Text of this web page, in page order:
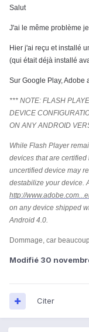
Salut
J'ai le même problème
Hier j'ai reçu et installé
(qui était déjà installé
Sur Google Play, Adobe
*** NOTE: FLASH
DEVICE
ON ANY ANDROID
While Flash Player
devices that are
uncertified device may
destabilize your device.
http://
on any device shipped
Android 4.0.
Dommage, car
Modifié 30
Citer